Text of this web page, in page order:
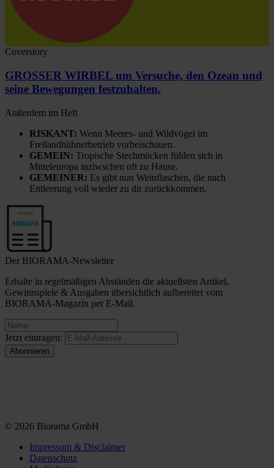
Coverstory
GROSSER WIRBEL um Versuche, den Ozean und
seine Bewegungen festzuhalten.
Außerdem im Heft
RISKANT: Wenn Meeres- und Wildvögel im
Freilandhühnerbetrieb vorbeischauen.
GEMEIN: Tropische Stechmücken fühlen sich in
Mitteleuropa inziwschen oft zu Hause.
GEMEINER: Es gibt nun Weinflaschen, die nach
Entleerung voll wieder zu dir zurückkommen.
Der BIORAMA-Newsletter
Erhalte in regelmäßigen Abständen die aktuellsten Artikel,
Gewinnspiele & Ausgaben übersichtlich aufbereitet vom
BIORAMA-Magazin per E-Mail.
Jetzt eintragen:
© 2026 Biorama GmbH
Impressum & Disclaimer
Datenschutz